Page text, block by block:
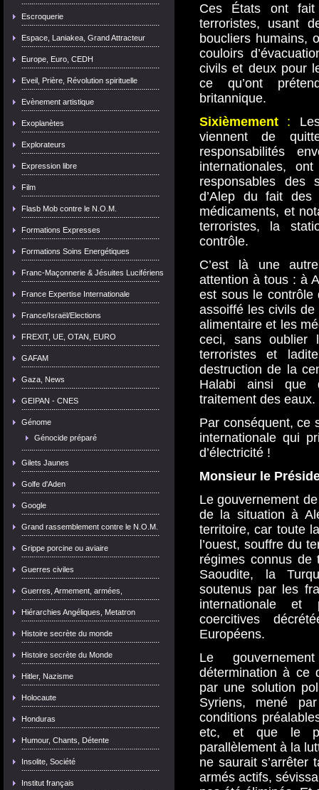
Escroquerie
Espace, Laniakea, Grand Attracteur
Europe, Euro, CEDH
Eveil, Prière, Révolution spirituelle
Evènement artistique
Exoplanètes
Explorateurs
Expression libre
Film
Flasb Mob contre le N.O.M.
Formations Expresses
Formations Soins Energétiques
Franc-Maçonnerie & Jésuites Lucifériens
France Expertise Internationale
France/Israël/Elections
FREXIT, UE, OTAN, EURO
GAFAM
Gaza, News
GEIPAN - CNES
Génome
Génocide préparé
Gilets Jaunes
Golfe d'Aden
Google
Grand rassemblement contre le N.O.M.
Grippe porcine ou aviaire
Guerres civiles
Guerres, Armement, armées,
Hiérarchies Angéliques, Metatron
Histoire secrète du monde
Histoire secrète du Monde
Hitler, Nazisme
Holocaute
Honduras
Humour, Chants, Détente
Insolite, Société
Institut français
Ces États ont fait
terroristes, usant
boucliers humains,
couloirs
civils et deux pour
ce qu’ont
britannique.
Sixièmement :
viennent de
responsabilités
internationales,
responsables des
d’Alep du fait des
médicaments, et
terroristes, la
contrôle.
C’est là une
attention à tous : à
est sous le contrôle
assoiffé les civils de
alimentaire et les
ceci, sans oublier
terroristes et
destruction de la
Halabi ainsi que
traitement des eaux.
Par conséquent, ce
internationale qui
d’électricité !
Monsieur le
Le gouvernement
de la situation à
territoire, car toute
l’ouest, souffre du
régimes connus de
Saoudite, la
soutenus par les
internationale et
coercitives
Européens.
Le
détermination à ce
par une solution
Syriens, mené
conditions
etc, et que le
parallèlement à la
ne saurait s’arrêter
armés actifs,